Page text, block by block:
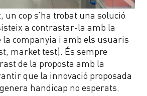
un cop s’ha trobat una solució
a contrastar-la amb la
la companyia i amb els usuaris
market test). És sempre
de la proposta amb la
que la innovació proposada
handicap no esperats.